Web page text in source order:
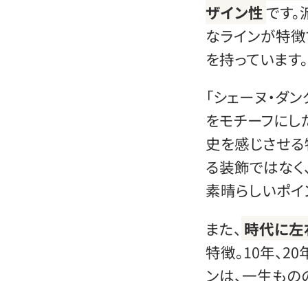
ザイン性です
なラインが特
を持っています。
「シェーヌ・ダ
をモチーフに
史を感じさせ
る装飾ではなく
素晴らしいポイ
また、 時代に
特徴。10年、
ンは、一生も